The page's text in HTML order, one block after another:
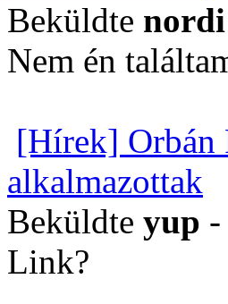
Beküldte nordi
Nem én
[Hírek] Orbán
alkalmazottak
Beküldte yup
Link?